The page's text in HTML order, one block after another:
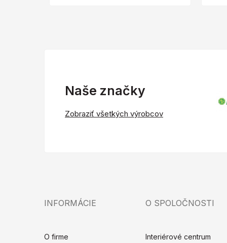
Naše značky
Zobraziť všetkých výrobcov
INFORMÁCIE
O firme
O SPOLOČNOSTI
Interiérové centrum